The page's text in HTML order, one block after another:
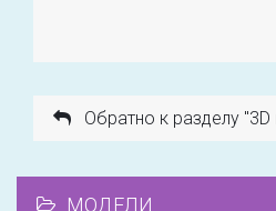
Обратно к разделу
МОДЕЛИ